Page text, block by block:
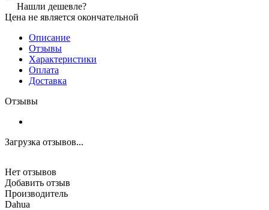
Нашли дешевле?
Цена не является окончательной
Описание
Отзывы
Характеристики
Оплата
Доставка
Отзывы
Загрузка отзывов...
Нет отзывов
Добавить отзыв
Производитель
Dahua